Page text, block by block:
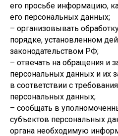
его просьбе информацию,
его персональных данных;
– организовывать
порядке, установленном
законодательством РФ;
– отвечать на обращения и
персональных данных и их
в соответствии с
персональных данных;
– сообщать в
субъектов персональных
органа необходимую